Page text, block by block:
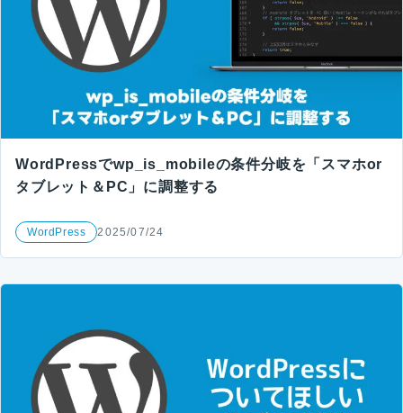
WordPressでwp_is_mobileの条件分岐を「スマホor
タブレット＆PC」に調整する
WordPress 2025/07/24